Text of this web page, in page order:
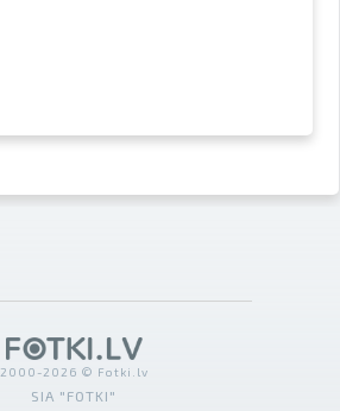
2000-2026 © Fotki.lv
SIA "FOTKI"